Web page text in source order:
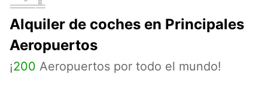
Alquiler de coches en Principales
Aeropuertos
¡200 Aeropuertos por todo el mundo!